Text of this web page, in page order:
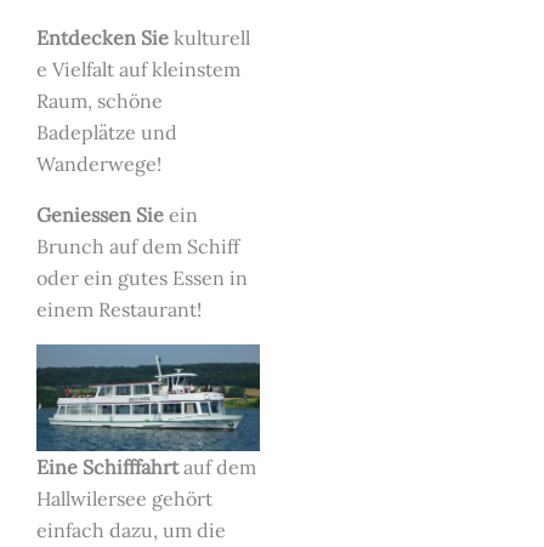
Entdecken Sie kulturell
e Vielfalt auf kleinstem
Raum, schöne
Badeplätze und
Wanderwege!
Geniessen Sie ein
Brunch auf dem Schiff
oder ein gutes Essen in
einem Restaurant!
Eine Schifffahrtauf dem
Hallwilersee gehört
einfach dazu, um die